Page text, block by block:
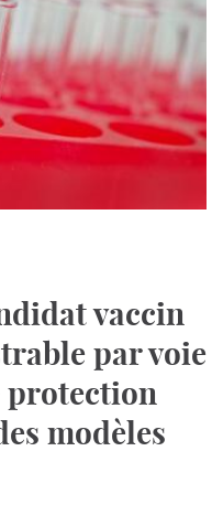
vaccin
par voie
protection
modèles